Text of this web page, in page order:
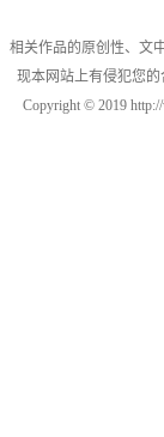
相关作品的原创性、文
现本网站上有侵犯您的
Copyright © 2019